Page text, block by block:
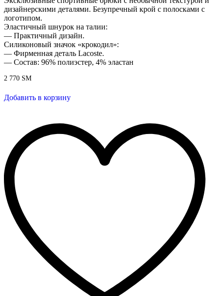
дизайнерскими деталями. Безупречный крой с полосками с
логотипом.
Эластичный шнурок на талии:
— Практичный дизайн.
Силиконовый значок «крокодил»:
— Фирменная деталь Lacoste.
— Состав: 96% полиэстер, 4% эластан
2 770 ЅМ
Добавить в корзину